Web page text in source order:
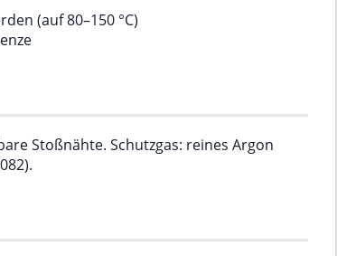
(auf 80–150 °C)
Stoßnähte. Schutzgas: reines Argon